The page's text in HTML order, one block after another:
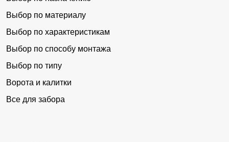
Выбор по материалу
Выбор по характеристикам
Выбор по способу монтажа
Выбор по типу
Ворота и калитки
Все для забора